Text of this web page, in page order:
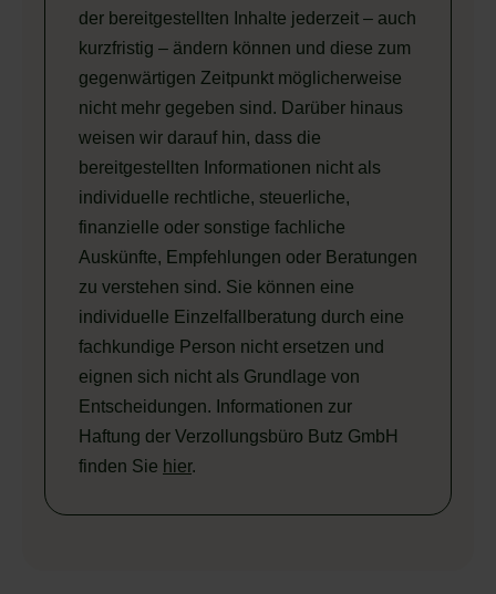
der bereitgestellten Inhalte jederzeit – auch
kurzfristig – ändern können und diese zum
gegenwärtigen Zeitpunkt möglicherweise
nicht mehr gegeben sind. Darüber hinaus
weisen wir darauf hin, dass die
bereitgestellten Informationen nicht als
individuelle rechtliche, steuerliche,
finanzielle oder sonstige fachliche
Auskünfte, Empfehlungen oder Beratungen
zu verstehen sind. Sie können eine
individuelle Einzelfallberatung durch eine
fachkundige Person nicht ersetzen und
eignen sich nicht als Grundlage von
Entscheidungen. Informationen zur
Haftung der Verzollungsbüro Butz GmbH
finden Sie hier.